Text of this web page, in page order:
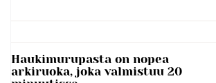
Haukimurupasta on nopea
arkiruoka, joka valmistuu 20